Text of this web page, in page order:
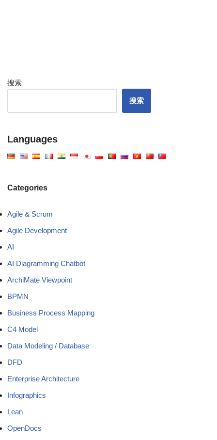
搜索
搜索
Languages
Categories
Agile & Scrum
Agile Development
AI
AI Diagramming Chatbot
ArchiMate Viewpoint
BPMN
Business Process Mapping
C4 Model
Data Modeling / Database
DFD
Enterprise Architecture
Infographics
Lean
OpenDocs